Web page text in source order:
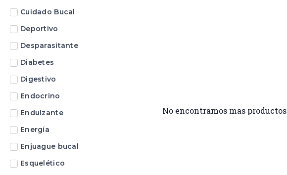
Cuidado Bucal
Deportivo
Desparasitante
Diabetes
Digestivo
Endocrino
Endulzante
Energía
Enjuague bucal
Esquelético
No encontramos mas productos